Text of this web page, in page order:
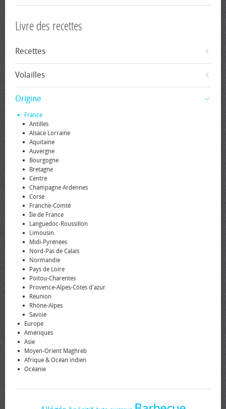
Livre des recettes
Recettes
Volailles
Origine
France
Antilles
Alsace Lorraine
Aquitaine
Auvergne
Bourgogne
Bretagne
Centre
Champagne Ardennes
Corse
Franche-Comté
Île de France
Languedoc-Roussillon
Limousin
Midi-Pyrénées
Nord-Pas de Calais
Normandie
Pays de Loire
Poitou-Charentes
Provence-Alpes-Côtes d'azur
Réunion
Rhône-Alpes
Savoie
Europe
Amériques
Asie
Moyen-Orient Maghreb
Afrique & Océan indien
Océanie